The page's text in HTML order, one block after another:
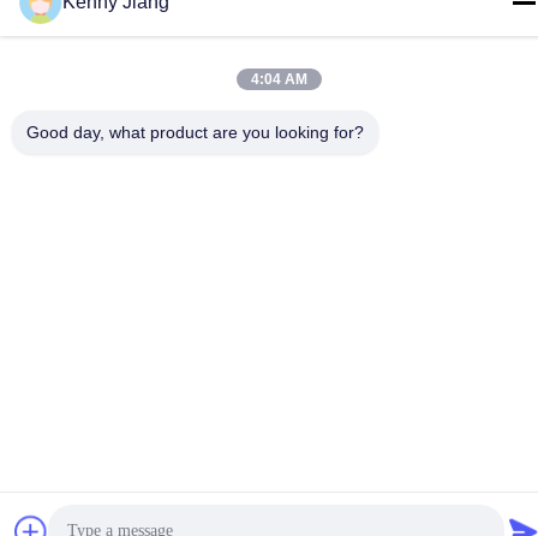
工場住所
86-592-5175705
4:04 AM
Good day, what product are you looking for?